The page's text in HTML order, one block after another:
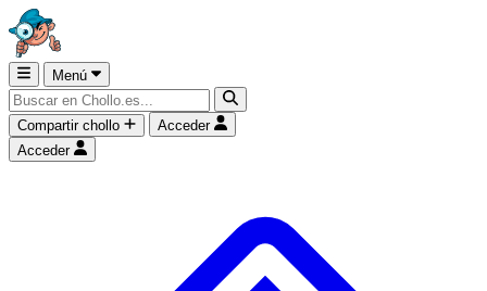
Menú
Compartir chollo
Acceder
Acceder